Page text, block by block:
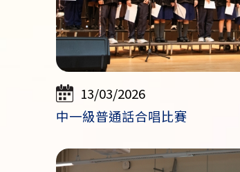
13/03/2026
中一級普通話合唱比賽